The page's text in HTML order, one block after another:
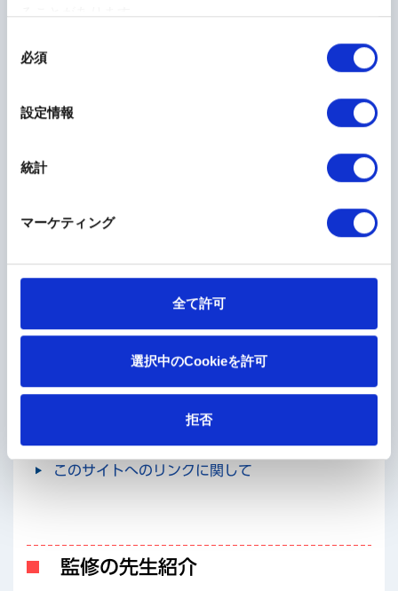
必須
設定情報
統計
マーケティング
全て許可
選択中のCookieを許可
拒否
お役立ちリンク集
このサイトへのリンクに関して
監修の先生紹介